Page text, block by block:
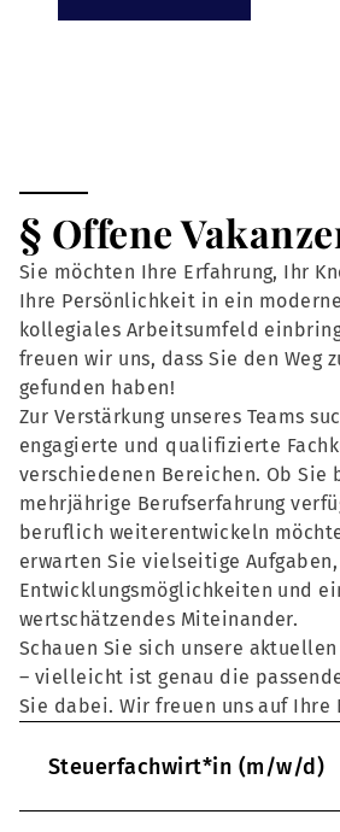
§ Offene
Sie möchten Ihre Erfahrung, Ihr
Ihre Persönlichkeit in ein
kollegiales Arbeitsumfeld
freuen wir uns, dass Sie den Weg
gefunden haben!
Zur Verstärkung unseres Teams
engagierte und qualifizierte
verschiedenen Bereichen. Ob Sie
mehrjährige Berufserfahrung
beruflich weiterentwickeln
erwarten Sie vielseitige
Entwicklungsmöglichkeiten und
wertschätzendes Miteinander.
Schauen Sie sich unsere aktuellen
– vielleicht ist genau die
Sie dabei. Wir freuen uns auf Ihre
Steuerfachwirt*in (m/w/d)